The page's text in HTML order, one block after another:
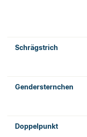
Schrägstrich­
Gendersternchen
Doppelpunkt